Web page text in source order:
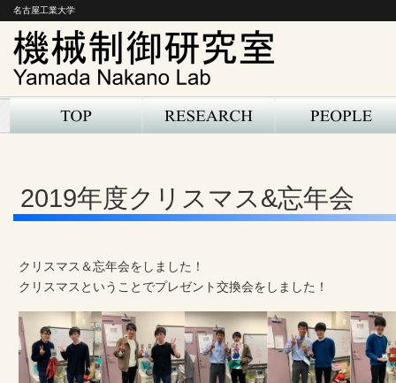
名古屋工業大学
2019年度クリスマス&忘年会
クリスマス＆忘年会をしました！
クリスマスということでプレゼント交換会をしました！